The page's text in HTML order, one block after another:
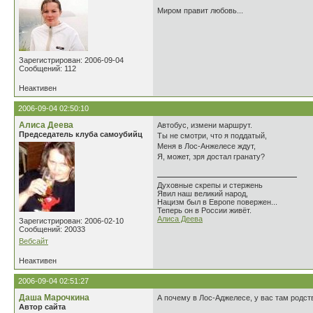
Зарегистрирован: 2006-09-04
Сообщений: 112
Миром правит любовь...
Неактивен
2006-09-04 02:50:10
Алиса Деева
Председатель клуба самоубийц
Зарегистрирован: 2006-02-10
Сообщений: 20033
Вебсайт
Автобус, измени маршрут.
Ты не смотри, что я поддатый,
Меня в Лос-Анжелесе ждут,
Я, может, зря достал гранату?
Духовные скрепы и стержень
Явил наш великий народ,
Нацизм был в Европе повержен...
Теперь он в России живёт.
Алиса Деева
Неактивен
2006-09-04 02:51:27
Даша Марочкина
Автор сайта
А почему в Лос-Аджелесе, у вас там